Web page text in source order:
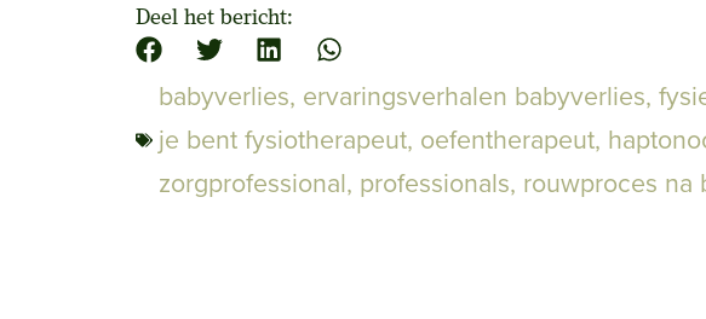
Deel het bericht:
babyverlies, ervaringsverhalen babyverlies,
je bent fysiotherapeut, oefentherapeut,
zorgprofessional, professionals, rouwproces na